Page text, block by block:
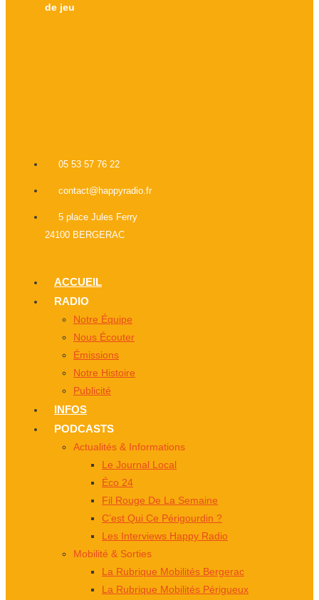
de jeu
05 53 57 76 22
contact@happyradio.fr
5 place Jules Ferry
24100 BERGERAC
ACCUEIL
RADIO
Notre Équipe
Nous Écouter
Émissions
Notre Histoire
Publicité
INFOS
PODCASTS
Actualités & Informations
Le Journal Local
Éco 24
Fil Rouge De La Semaine
C’est Qui Ce Périgourdin ?
Les Interviews Happy Radio
Mobilité & Sorties
La Rubrique Mobilités Bergerac
La Rubrique Mobilités Périgueux